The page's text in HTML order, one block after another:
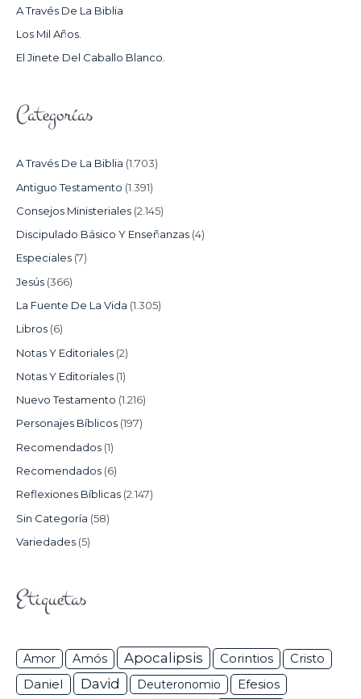
R
:
A Través De La Biblia
Los Mil Años.
El Jinete Del Caballo Blanco.
Categorías
A Través De La Biblia (1.703)
Antiguo Testamento (1.391)
Consejos Ministeriales (2.145)
Discipulado Básico Y Enseñanzas (4)
Especiales (7)
Jesús (366)
La Fuente De La Vida (1.305)
Libros (6)
Notas Y Editoriales (2)
Notas Y Editoriales (1)
Nuevo Testamento (1.216)
Personajes Bíblicos (197)
Recomendados (1)
Recomendados (6)
Reflexiones Bíblicas (2.147)
Sin Categoría (58)
Variedades (5)
Etiquetas
Amor Amós Apocalipsis Corintios Cristo
Daniel David Deuteronomio Efesios